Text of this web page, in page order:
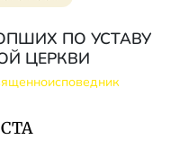
ПО УСТАВУ
ЦЕРКВИ